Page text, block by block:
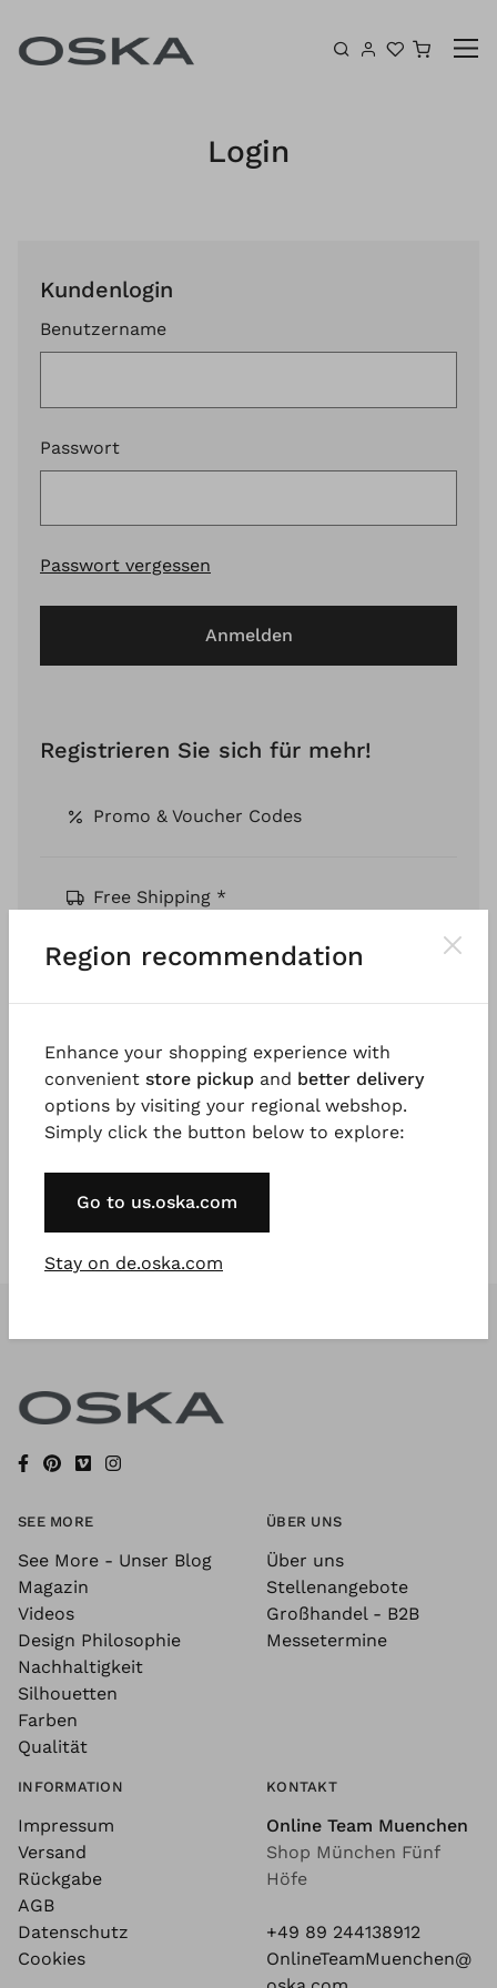
Login
Kundenlogin
Benutzername
Passwort
Passwort vergessen
Anmelden
Registrieren Sie sich für mehr!
Promo & Voucher Codes
Free Shipping *
Registrieren Sie sich jetzt
* Available to VIP Customers
SEE MORE
See More - Unser Blog
Magazin
Videos
Design Philosophie
Nachhaltigkeit
Silhouetten
Farben
Qualität
ÜBER UNS
Über uns
Stellenangebote
Großhandel - B2B
Messetermine
INFORMATION
Impressum
Versand
Rückgabe
AGB
Datenschutz
Cookies
KONTAKT
Online Team Muenchen
Shop München Fünf
Höfe
+49 89 244138912
OnlineTeamMuenchen@
Region recommendation
Enhance your shopping experience with
convenient store pickup and better delivery
options by visiting your regional webshop.
Simply click the button below to explore:
Go to us.oska.com
Stay on de.oska.com